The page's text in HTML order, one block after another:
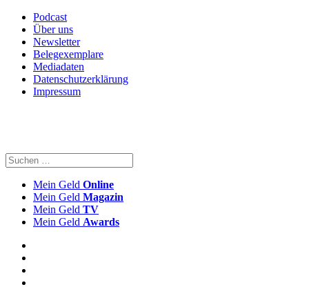
Podcast
Über uns
Newsletter
Belegexemplare
Mediadaten
Datenschutzerklärung
Impressum
Mein Geld Online
Mein Geld Magazin
Mein Geld TV
Mein Geld Awards